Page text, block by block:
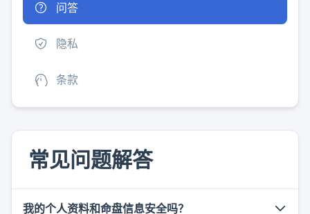
问答
隐私
条款
常见问题解答
我的个人资料和命盘信息安全吗？